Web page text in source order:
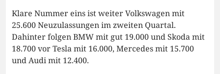
Klare Nummer eins ist weiter Volkswagen mit
25.600 Neuzulassungen im zweiten Quartal.
Dahinter folgen BMW mit gut 19.000 und Skoda mit
18.700 vor Tesla mit 16.000, Mercedes mit 15.700
und Audi mit 12.400.